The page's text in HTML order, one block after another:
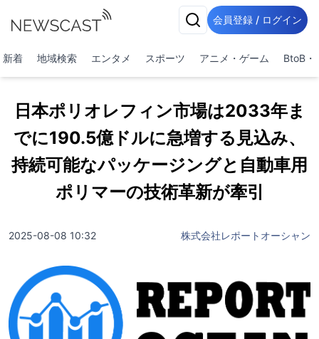
会員登録 / ログイン
新着 地域検索 エンタメ スポーツ アニメ・ゲーム BtoB・
日本ポリオレフィン市場は2033年ま
でに190.5億ドルに急増する見込み、
持続可能なパッケージングと自動車用
ポリマーの技術革新が牽引
2025-08-08 10:32 株式会社レポートオーシャン